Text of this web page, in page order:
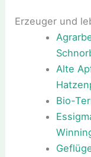
Erzeuger und
Alte
Bio-